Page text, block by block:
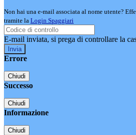
Non hai una e-mail associata al nome utente?
tramite la Login Spaggiari
E-mail inviata, si prega di controllare la
Errore
Chiudi
Successo
Chiudi
Informazione
Chiudi